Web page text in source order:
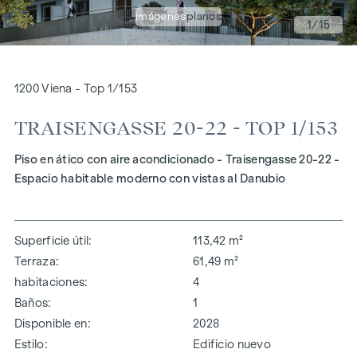
imágenesplanos
1/15
1200 Viena - Top 1/153
TRAISENGASSE 20-22 - TOP 1/153
Piso en ático con aire acondicionado - Traisengasse 20-22 -
Espacio habitable moderno con vistas al Danubio
Superficie útil
113,42 m²
Terraza
61,49 m²
habitaciones
4
Baños
1
Disponible en
2028
Estilo
Edificio nuevo